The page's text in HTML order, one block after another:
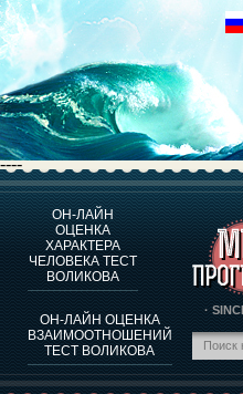
----
ОН-ЛАЙН
ОЦЕНКА
ХАРАКТЕРА
ЧЕЛОВЕКА ТЕСТ
ВОЛИКОВА
ОН-ЛАЙН ОЦЕНКА
ВЗАИМООТНОШЕНИЙ
ТЕСТ ВОЛИКОВА
·
О
ОЦЕНКА
ОЦЕНКА ХАРАКТЕРА
О
ТЕСТ НА
ПРОГНОЗЫ